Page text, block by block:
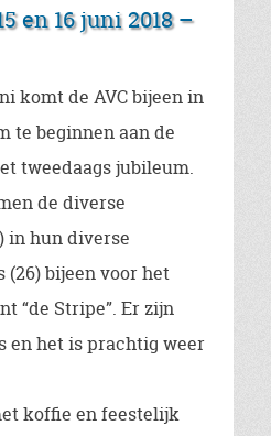
en 16 juni 2018 –
komt de AVC bijeen in
te beginnen aan de
tweedaags jubileum.
de diverse
in hun diverse
(26) bijeen voor het
“de Stripe”. Er zijn
en het is prachtig weer
koffie en feestelijk